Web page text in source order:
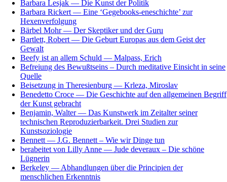
Barbara Lesjak — Die Kunst der Politik
Barbara Rickert — Eine ‘Gegebooks-eneschichte’ zur
Hexenverfolgung
Bärbel Mohr — Der Skeptiker und der Guru
Bartlett, Robert — Die Geburt Europas aus dem Geist der
Gewalt
Beefy ist an allem Schuld — Malpass, Erich
Befreiung des Bewußtseins – Durch meditative Einsicht in seine
Quelle
Beisetzung in Theresienburg — Krleza, Miroslav
Benedetto Croce — Die Geschichte auf den allgemeinen Begriff
der Kunst gebracht
Benjamin, Walter — Das Kunstwerk im Zeitalter seiner
technischen Reproduzierbarkeit. Drei Studien zur
Kunstsoziologie
Bennett — J.G. Bennett – Wie wir Dinge tun
berabeitet von Lilly Anne — Jude deveraux – Die schöne
Lügnerin
Berkeley — Abhandlungen über die Principien der
menschlichen Erkenntnis